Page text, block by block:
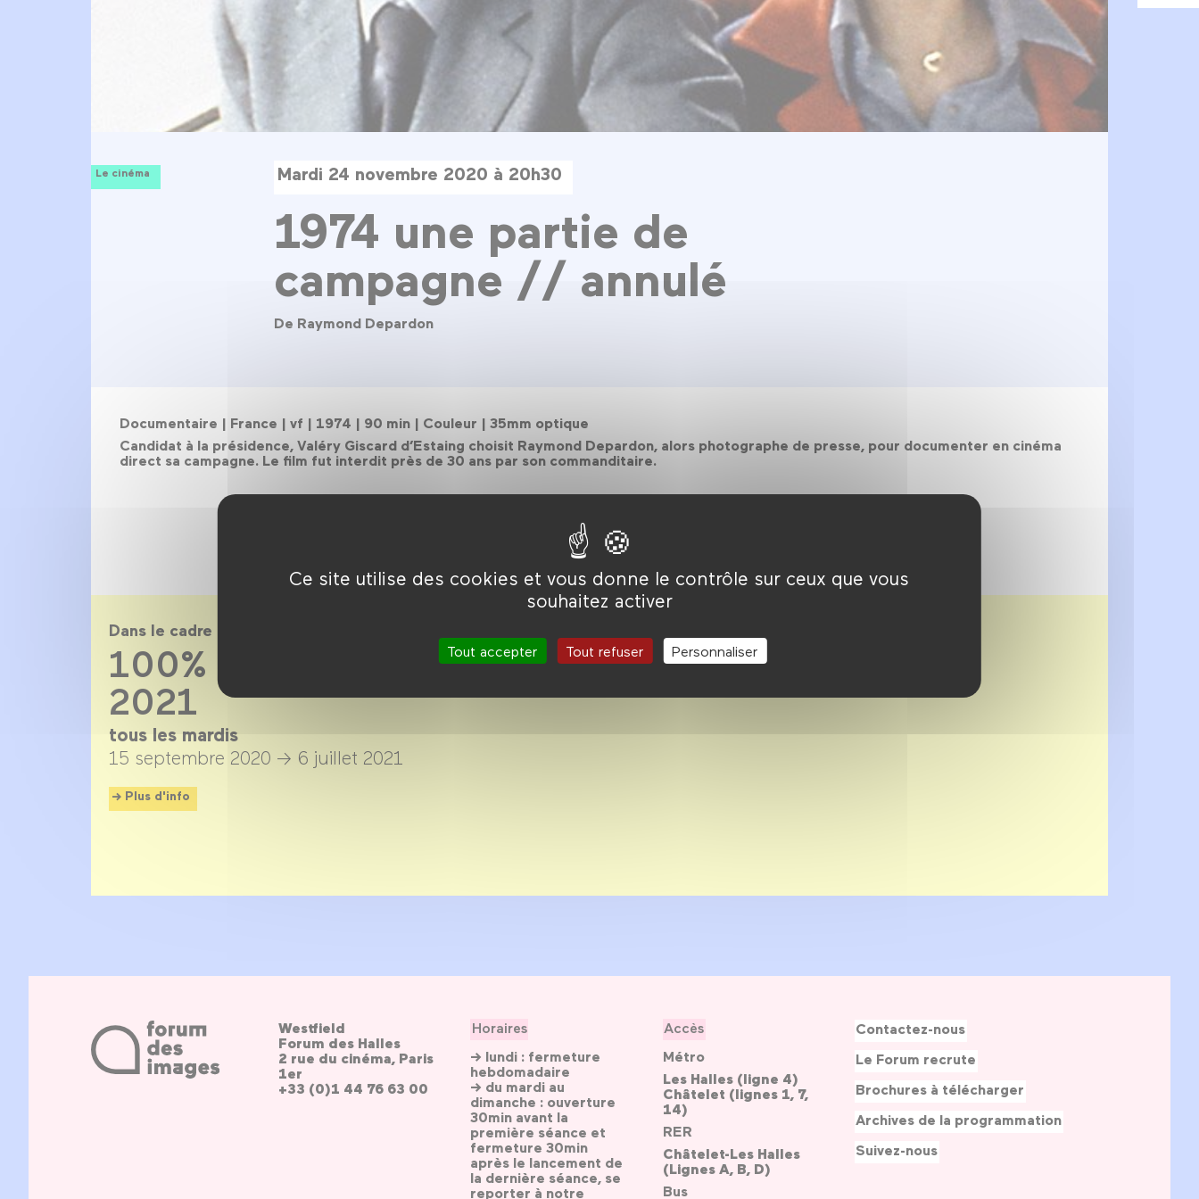
Ce site utilise des cookies et vous donne le contrôle sur ceux que vous
souhaitez activer
Tout accepter Tout refuser Personnaliser
Le cinéma Mardi 24 novembre 2020 à 20h30
1974 une partie de
campagne // annulé
De Raymond Depardon
Documentaire | France | vf | 1974 | 90 min | Couleur | 35mm optique
Candidat à la présidence, Valéry Giscard d’Estaing choisit Raymond Depardon, alors photographe de presse, pour documenter en cinéma
direct sa campagne. Le film fut interdit près de 30 ans par son commanditaire.
Dans le cadre de
100% doc saison 2020-
2021
tous les mardis
15 septembre 2020 → 6 juillet 2021
Plus d'info
Westfield
Forum des Halles
2 rue du cinéma, Paris
1er
+33 (0)1 44 76 63 00
Horaires
→ lundi : fermeture
hebdomadaire
→ du mardi au
dimanche : ouverture
30min avant la
première séance et
fermeture 30min
après le lancement de
la dernière séance, se
reporter à notre
Accès
Métro
Les Halles (ligne 4)
Châtelet (lignes 1, 7,
14)
RER
Châtelet-Les Halles
(Lignes A, B, D)
Bus
Contactez-nous
Le Forum recrute
Brochures à télécharger
Archives de la programmation
Suivez-nous